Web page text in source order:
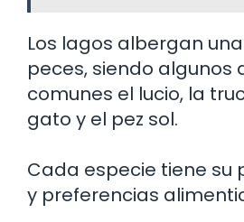
Los lagos albergan
peces, siendo algunos
comunes el lucio, la
gato y el pez sol.
Cada especie tiene su
y preferencias